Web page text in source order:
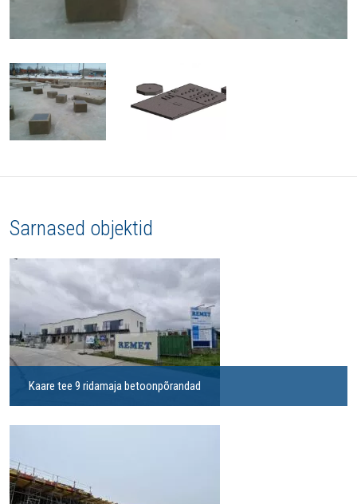
Sarnased objektid
Kaare tee 9 ridamaja betoonpõrandad